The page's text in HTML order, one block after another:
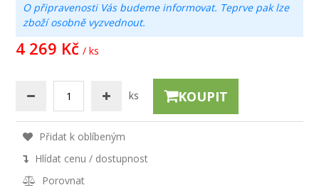
O připravenosti Vás budeme informovat. Teprve pak lze
zboží osobně vyzvednout.
4 269 Kč / ks
ks KOUPIT
Přidat k oblíbeným
Hlídat cenu / dostupnost
Porovnat